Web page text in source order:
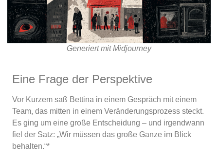
Generiert mit Midjourney
Eine Frage der Perspektive
Vor Kurzem saß Bettina in einem Gespräch mit einem
Team, das mitten in einem Veränderungsprozess steckt.
Es ging um eine große Entscheidung – und irgendwann
fiel der Satz: „Wir müssen das große Ganze im Blick
behalten.“*